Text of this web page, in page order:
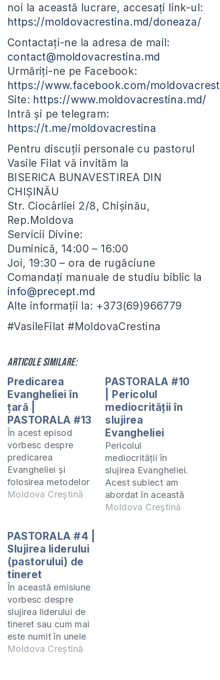
noi la această lucrare, accesați link-ul:
https://moldovacrestina.md/doneaza/
Contactați-ne la adresa de mail:
contact@moldovacrestina.md
Urmăriți-ne pe Facebook:
https://www.facebook.com/
Site: https://www.moldovacrestina.md/
Intră și pe telegram:
https://t.me/moldovacrestina
Pentru discuții personale cu pastorul
Vasile Filat vă invităm la
BISERICA BUNAVESTIREA DIN
CHIȘINĂU
Str. Ciocârliei 2/8, Chișinău,
Rep.Moldova
Servicii Divine:
Duminică, 14:00 – 16:00
Joi, 19:30 – ora de rugăciune
Comandați manuale de studiu biblic la
info@precept.md
Alte informații la: +373(69)966779
#VasileFilat #MoldovaCrestina
Articole similare:
Predicarea
Evangheliei în
țară |
PASTORALA #13
În acest episod
vorbesc despre
predicarea
Evangheliei și
folosirea metodelor
de evanghelizare
deschidem bisericile
noastre pentru
lucrări cu oameni de
diferite vârste și
nevoi pentru a
ajunge la ei cu
mesajul Evangheliei.
Mi-a pus Domnul pe
inimă să fac o
emisiune specială
care să…
Moldova Creștină
PASTORALA #10
| Pericolul
mediocrității în
slujirea
Evangheliei
Pericolul
mediocrității în
slujirea Evangheliei.
Acest subiect am
abordat în această
emisiune
Moldova Creștină
PASTORALA #4 |
Slujirea liderului
(pastorului) de
tineret
În această emisiune
vorbesc despre
slujirea liderului de
tineret sau cum mai
este numit în unele
biserici, pastor pe
Moldova Creștină